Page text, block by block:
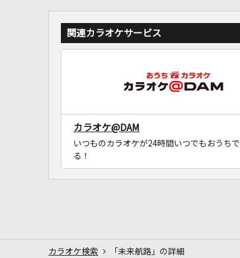
関連カラオケサービス
カラオケ@DAM
いつものカラオケが24時間いつでもおうち
る！
カラオケ検索 「未来航路」の詳細